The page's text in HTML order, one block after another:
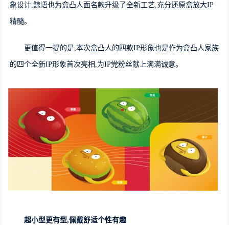
象设计,鲸语也为盒凸人面名款升级了全新工艺,充分还原盒放大IP
精髓。
更值得一提的是,本次盒凸人的四款IP形象也是作为盒凸人家族
的四个全新IP形象首次亮相,为IP党粉丝献上满满诚意。
超小型更有型,佩戴舒适个性有趣